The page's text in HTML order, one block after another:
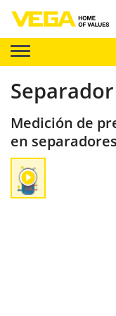
Medición de
en